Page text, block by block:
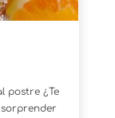
postre ¿Te